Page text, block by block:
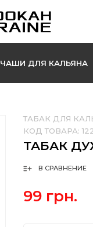
ЧАШИ ДЛЯ КАЛЬЯНА
ТАБАК ДЛЯ
КОД ТОВАРА:
ТАБАК
В СРАВНЕНИЕ
99 грн.